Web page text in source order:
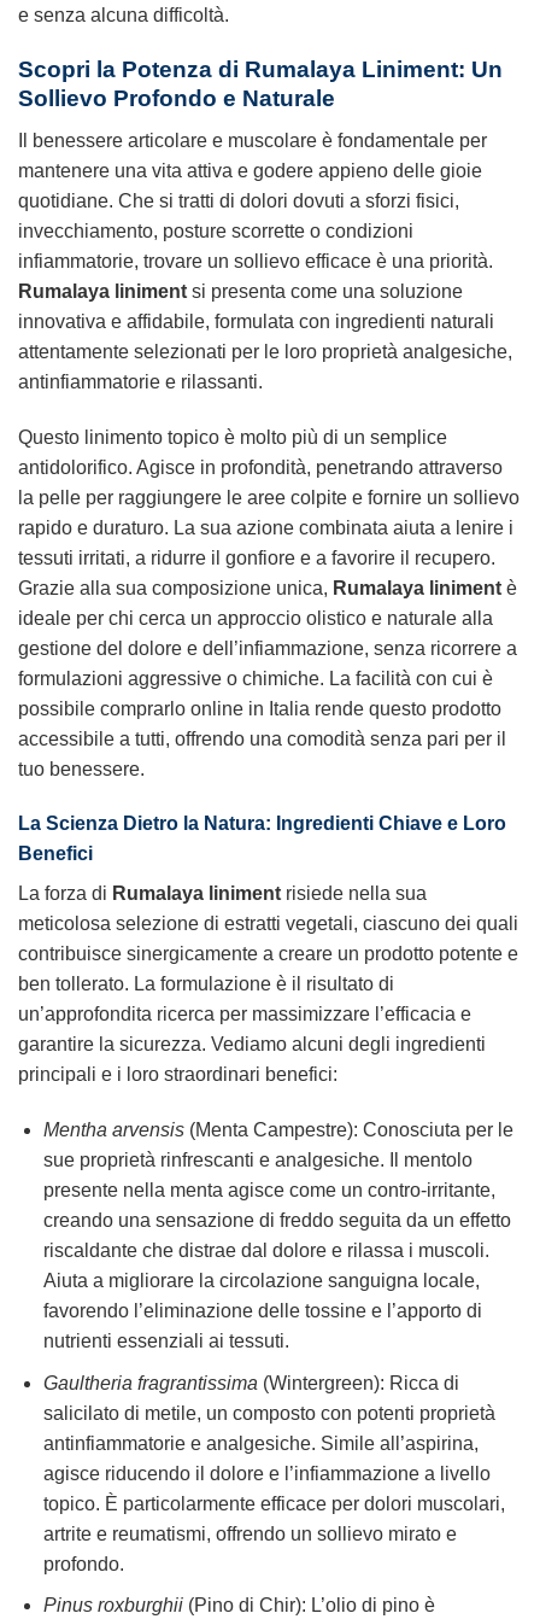
e senza alcuna difficoltà.
Scopri la Potenza di Rumalaya Liniment: Un
Sollievo Profondo e Naturale
Il benessere articolare e muscolare è fondamentale per
mantenere una vita attiva e godere appieno delle gioie
quotidiane. Che si tratti di dolori dovuti a sforzi fisici,
invecchiamento, posture scorrette o condizioni
infiammatorie, trovare un sollievo efficace è una priorità.
Rumalaya liniment si presenta come una soluzione
innovativa e affidabile, formulata con ingredienti naturali
attentamente selezionati per le loro proprietà analgesiche,
antinfiammatorie e rilassanti.
Questo linimento topico è molto più di un semplice
antidolorifico. Agisce in profondità, penetrando attraverso
la pelle per raggiungere le aree colpite e fornire un sollievo
rapido e duraturo. La sua azione combinata aiuta a lenire i
tessuti irritati, a ridurre il gonfiore e a favorire il recupero.
Grazie alla sua composizione unica, Rumalaya liniment è
ideale per chi cerca un approccio olistico e naturale alla
gestione del dolore e dell’infiammazione, senza ricorrere a
formulazioni aggressive o chimiche. La facilità con cui è
possibile comprarlo online in Italia rende questo prodotto
accessibile a tutti, offrendo una comodità senza pari per il
tuo benessere.
La Scienza Dietro la Natura: Ingredienti Chiave e Loro
Benefici
La forza di Rumalaya liniment risiede nella sua
meticolosa selezione di estratti vegetali, ciascuno dei quali
contribuisce sinergicamente a creare un prodotto potente e
ben tollerato. La formulazione è il risultato di
un’approfondita ricerca per massimizzare l’efficacia e
garantire la sicurezza. Vediamo alcuni degli ingredienti
principali e i loro straordinari benefici:
Mentha arvensis(Menta Campestre): Conosciuta per le
sue proprietà rinfrescanti e analgesiche. Il mentolo
presente nella menta agisce come un contro-irritante,
creando una sensazione di freddo seguita da un effetto
riscaldante che distrae dal dolore e rilassa i muscoli.
Aiuta a migliorare la circolazione sanguigna locale,
favorendo l’eliminazione delle tossine e l’apporto di
nutrienti essenziali ai tessuti.
Gaultheria fragrantissima (Wintergreen): Ricca di
salicilato di metile, un composto con potenti proprietà
antinfiammatorie e analgesiche. Simile all’aspirina,
agisce riducendo il dolore e l’infiammazione a livello
topico. È particolarmente efficace per dolori muscolari,
artrite e reumatismi, offrendo un sollievo mirato e
profondo.
Pinus roxburghii(Pino di Chir): L’olio di pino è